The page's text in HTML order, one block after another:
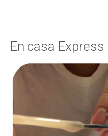
En casa